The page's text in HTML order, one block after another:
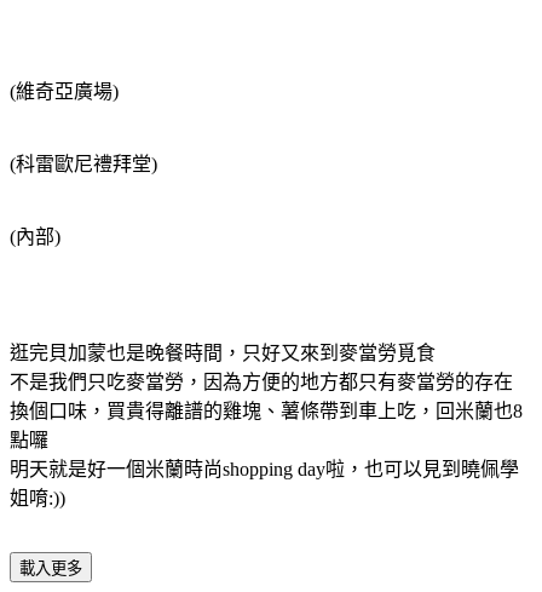
(維奇亞廣場)
(科雷歐尼禮拜堂)
(內部)
逛完貝加蒙也是晚餐時間，只好又來到麥當勞覓食
不是我們只吃麥當勞，因為方便的地方都只有麥當勞的存在
換個口味，買貴得離譜的雞塊、薯條帶到車上吃，回米蘭也8
點囉
明天就是好一個米蘭時尚shopping day啦，也可以見到曉佩學
姐唷:))
載入更多